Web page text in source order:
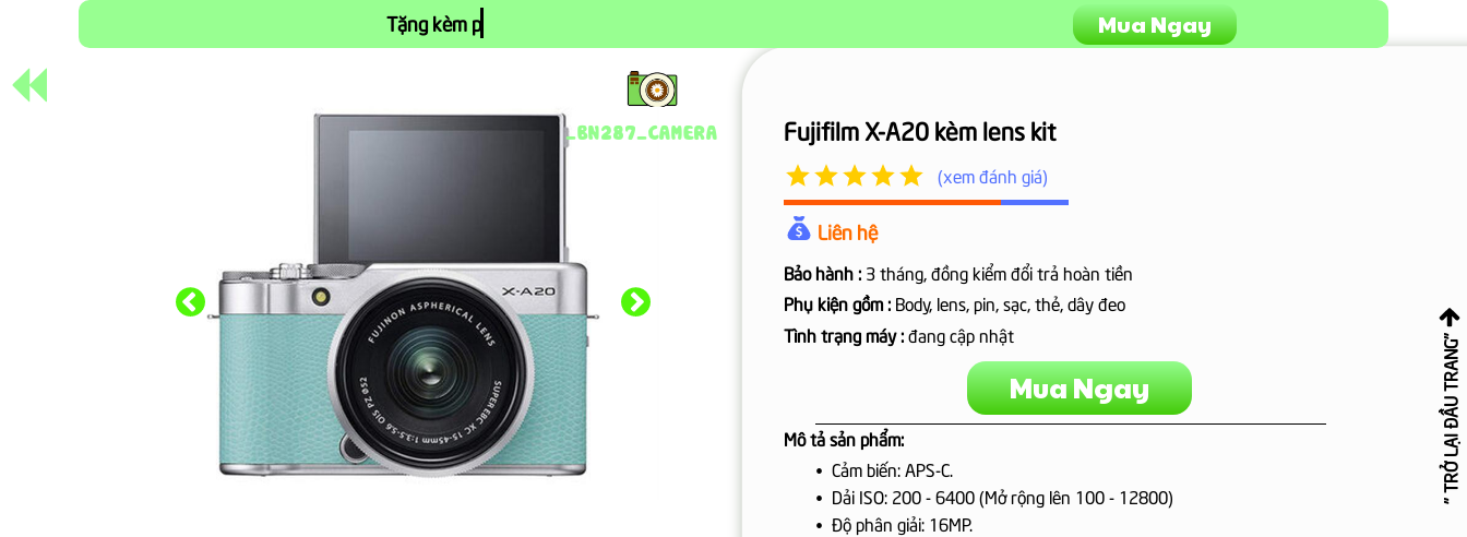
Mua Ngay
Bảo hành : 3 tháng, đồng kiểm đổi trả hoàn tiền
Phụ kiện gồm : Body, lens, pin, sạc, thẻ, dây đeo
Tình trạng máy :đang cập nhật
Mô tả sản phẩm:
Cảm biến: APS-C.
Dải ISO: 200 - 6400 (Mở rộng lên 100 - 12800)
Độ phân giải: 16MP.
Fujifilm X-A20 kèm lens kit
(xem đánh giá)
Mua Ngay
Tặng kèm pin, sạc, thẻ nhớ, dây đeo khi mua combo máy ảnh bất kỳ
_BN287_CAMERA
" TRỞ LẠI ĐẦU TRANG"
Liên hệ